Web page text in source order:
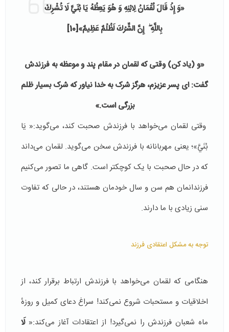
«وَ إِذْ قَالَ لُقْمَانُ لِابْنِهِ وَ هُوَ يَعِظُهُ يَا بُنَيَّ لَا تُشْرِكْ
بِاللَّهِ ۖ إِنَّ الشِّرْكَ لَظُلْمٌ عَظِيمٌ»[10]
«و (یاد کن) وقتی که لقمان در مقام پند و موعظه به فرزندش
گفت: ای پسر عزیزم، هرگز شرک به خدا نیاور که شرک بسیار ظلم
بزرگی است.»
وقتی لقمان می‌خواهد با فرزندش صحبت کند، می‌گوید:« يَا
بُنَيَّ»؛ یعنی مهربانانه با فرزندش سخن می‌گوید. لقمان می‌داند
که در حال صحبت با یک کوچکتر است. گاهی ما تصور می‌کنیم
فرزندانمان هم سن و سال خودمان هستند، در حالی که تفاوت
سنی زیادی با ما دارند‌.
توجه به مشکل اعتقادی فرزند
هنگامی که لقمان می‌خواهد با فرزندش ارتباط برقرار کند، از
اخلاقیات و مستحبات شروع نمی‌کند! سراغ دعای کمیل و روزهٔ
ماه شعبان فرزندش ر‌ا نمی‌گیرد! از اعتقادات آغاز می‌کند:«لَا